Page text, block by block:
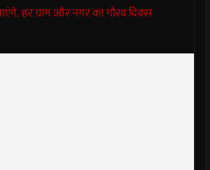
हर ग्राम और नगर का गौरव दिवस